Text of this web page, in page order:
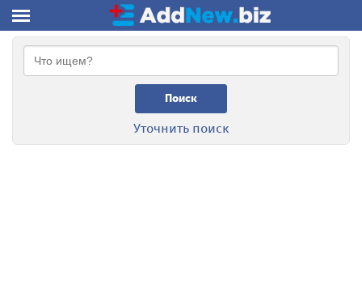
Поиск
Уточнить поиск